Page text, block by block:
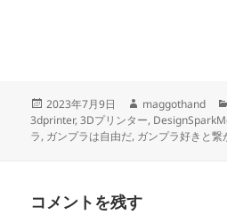
投
稿
日:
2023年7月9日
作
成
者
maggothand
3dprinter,3Dプリンター,
ラ, ガンプラは自由だ, ガンプラ好きと繋
コメントを残す